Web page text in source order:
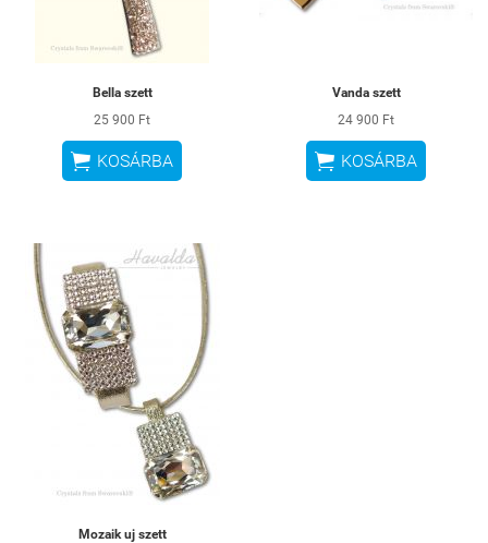
Bella szett
25 900 Ft
 KOSÁRBA
Vanda szett
24 900 Ft
 KOSÁRBA
Mozaik uj szett